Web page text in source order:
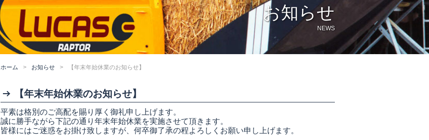
お知らせ
NEWS
ホーム > お知らせ > 【年末年始休業のお知らせ】
【年末年始休業のお知らせ】
平素は格別のご高配を賜り厚く御礼申し上げます。
誠に勝手ながら下記の通り年末年始休業を実施させて頂きます。
皆様にはご迷惑をお掛け致しますが、何卒御了承の程よろしくお願い申し上げます。